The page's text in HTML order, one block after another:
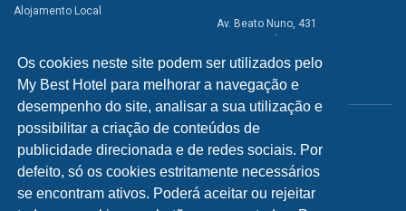
Os cookies neste site podem ser utilizados pelo
My Best Hotel para melhorar a navegação e
desempenho do site, analisar a sua utilização e
possibilitar a criação de conteúdos de
publicidade direcionada e de redes sociais. Por
defeito, só os cookies estritamente necessários
se encontram ativos. Poderá aceitar ou rejeitar
Alojamento Local
Campismo
Atividades
Restaurantes
A Visitar
Av. Beato Nuno, 431
2495-401 Fátima
REDES SOCIAIS